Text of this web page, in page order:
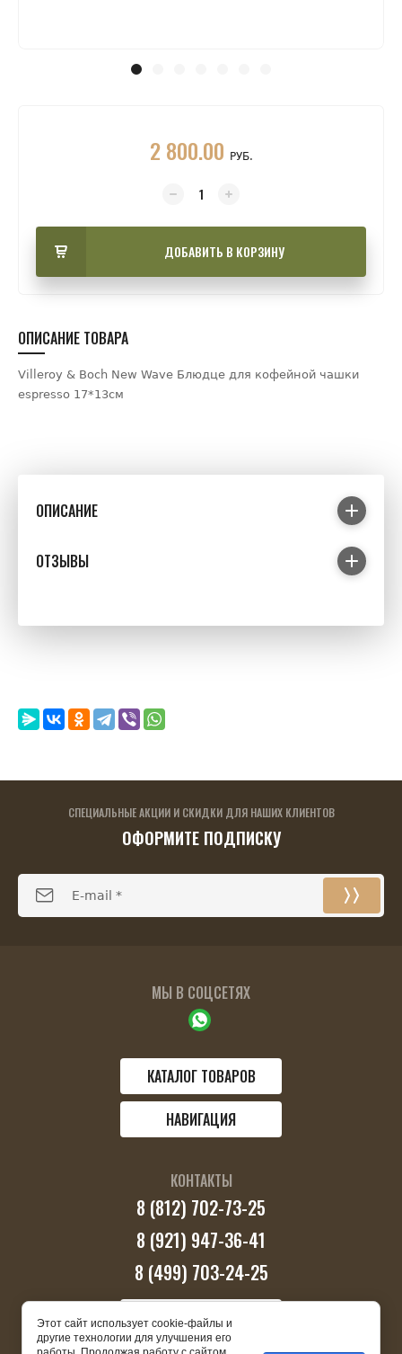
2 800.00 РУБ.
ДОБАВИТЬ В КОРЗИНУ
ОПИСАНИЕ ТОВАРА
Villeroy & Boch New Wave Блюдце для кофейной чашки
espresso 17*13см
ОПИСАНИЕ
ОТЗЫВЫ
СПЕЦИАЛЬНЫЕ АКЦИИ И СКИДКИ ДЛЯ НАШИХ КЛИЕНТОВ
ОФОРМИТЕ ПОДПИСКУ
МЫ В СОЦСЕТЯХ
КАТАЛОГ ТОВАРОВ
НАВИГАЦИЯ
КОНТАКТЫ
8 (812) 702-73-25
8 (921) 947-36-41
8 (499) 703-24-25
ПЕРЕЗВОНИТЕ МНЕ
Этот сайт использует cookie-файлы и
другие технологии для улучшения его